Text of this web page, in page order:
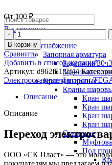
В категории
Водоснабжение
Запорная арматура
Задвижка
Задвижка
Краны шаровые
Краны
Кран
Кран
Кран
Кран
Стальные
Под
От100₽
В корзину
Сравнить
Добавить в список желаний
Артикул: d962f51f2f44
Электросварные фитинги
Описание
Описание
Переход
ООО «СК Пласт» — это
покупателям мы предлагаем